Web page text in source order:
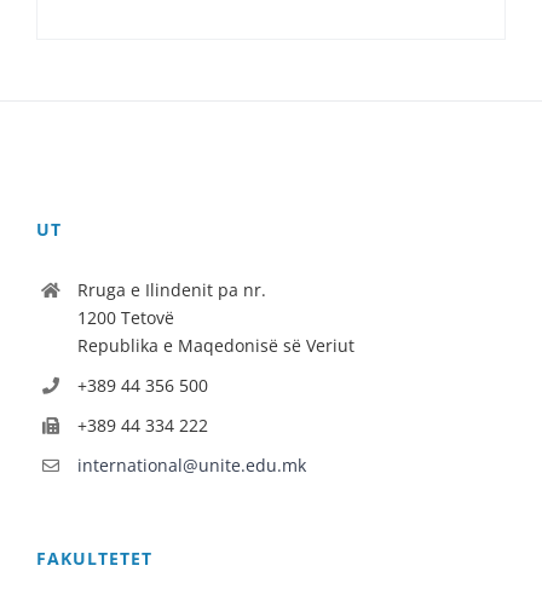
UT
Rruga e Ilindenit pa nr.
1200 Tetovë
Republika e Maqedonisë së Veriut
+389 44 356 500
+389 44 334 222
international@unite.edu.mk
FAKULTETET